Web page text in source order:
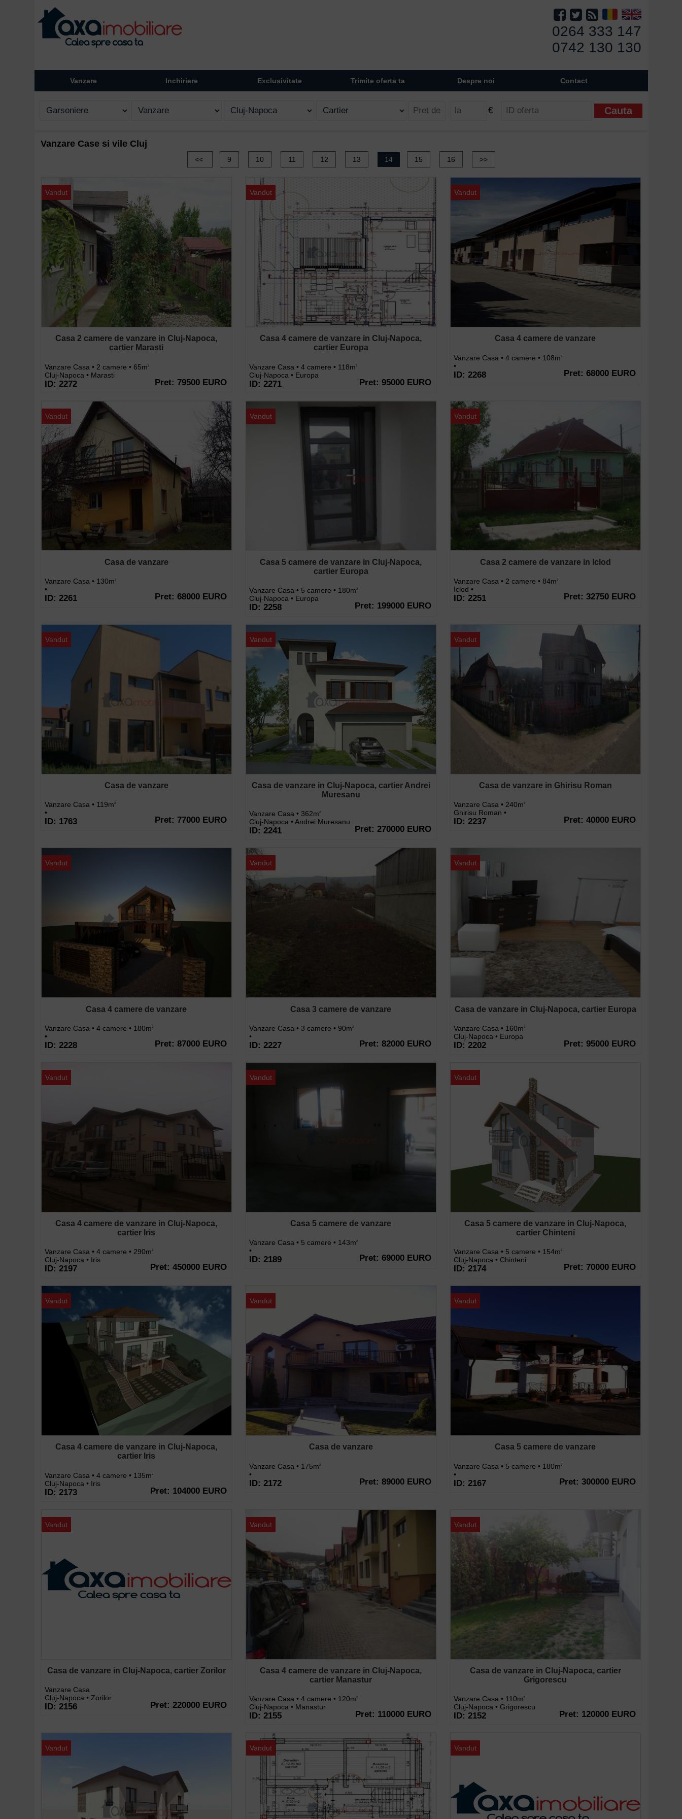
0264 333 147
0742 130 130
Vanzare Inchiriere Exclusivitate Trimite oferta ta Despre noi Contact
€
Vanzare Case si vile Cluj
<< 9 10 11 12 13 14 15 16 >>
Vandut
Casa 2 camere de vanzare in Cluj-Napoca,
cartier Marasti
Vanzare Casa • 2 camere • 65m2
Cluj-Napoca • Marasti
ID: 2272 Pret: 79500 EURO
Vandut
Casa 4 camere de vanzare in Cluj-Napoca,
cartier Europa
Vanzare Casa • 4 camere • 118m2
Cluj-Napoca • Europa
ID: 2271 Pret: 95000 EURO
Vandut
Casa 4 camere de vanzare
Vanzare Casa • 4 camere • 108m2
•
ID: 2268 Pret: 68000 EURO
Vandut
Casa de vanzare
Vanzare Casa • 130m2
•
ID: 2261 Pret: 68000 EURO
Vandut
Casa 5 camere de vanzare in Cluj-Napoca,
cartier Europa
Vanzare Casa • 5 camere • 180m2
Cluj-Napoca • Europa
ID: 2258 Pret: 199000 EURO
Vandut
Casa 2 camere de vanzare in Iclod
Vanzare Casa • 2 camere • 84m2
Iclod •
ID: 2251 Pret: 32750 EURO
Vandut
Casa de vanzare
Vanzare Casa • 119m2
•
ID: 1763 Pret: 77000 EURO
Vandut
Casa de vanzare in Cluj-Napoca, cartier Andrei
Muresanu
Vanzare Casa • 362m2
Cluj-Napoca • Andrei Muresanu
ID: 2241 Pret: 270000 EURO
Vandut
Casa de vanzare in Ghirisu Roman
Vanzare Casa • 240m2
Ghirisu Roman •
ID: 2237 Pret: 40000 EURO
Vandut
Casa 4 camere de vanzare
Vanzare Casa • 4 camere • 180m2
•
ID: 2228 Pret: 87000 EURO
Vandut
Casa 3 camere de vanzare
Vanzare Casa • 3 camere • 90m2
•
ID: 2227 Pret: 82000 EURO
Vandut
Casa de vanzare in Cluj-Napoca, cartier Europa
Vanzare Casa • 160m2
Cluj-Napoca • Europa
ID: 2202 Pret: 95000 EURO
Vandut
Casa 4 camere de vanzare in Cluj-Napoca,
cartier Iris
Vanzare Casa • 4 camere • 290m2
Cluj-Napoca • Iris
ID: 2197 Pret: 450000 EURO
Vandut
Casa 5 camere de vanzare
Vanzare Casa • 5 camere • 143m2
•
ID: 2189 Pret: 69000 EURO
Vandut
Casa 5 camere de vanzare in Cluj-Napoca,
cartier Chinteni
Vanzare Casa • 5 camere • 154m2
Cluj-Napoca • Chinteni
ID: 2174 Pret: 70000 EURO
Vandut
Casa 4 camere de vanzare in Cluj-Napoca,
cartier Iris
Vanzare Casa • 4 camere • 135m2
Cluj-Napoca • Iris
ID: 2173 Pret: 104000 EURO
Vandut
Casa de vanzare
Vanzare Casa • 175m2
•
ID: 2172 Pret: 89000 EURO
Vandut
Casa 5 camere de vanzare
Vanzare Casa • 5 camere • 180m2
•
ID: 2167 Pret: 300000 EURO
Vandut
Casa de vanzare in Cluj-Napoca, cartier Zorilor
Vanzare Casa
Cluj-Napoca • Zorilor
ID: 2156 Pret: 220000 EURO
Vandut
Casa 4 camere de vanzare in Cluj-Napoca,
cartier Manastur
Vanzare Casa • 4 camere • 120m2
Cluj-Napoca • Manastur
ID: 2155 Pret: 110000 EURO
Vandut
Casa de vanzare in Cluj-Napoca, cartier
Grigorescu
Vanzare Casa • 110m2
Cluj-Napoca • Grigorescu
ID: 2152 Pret: 120000 EURO
Vandut Vandut Vandut